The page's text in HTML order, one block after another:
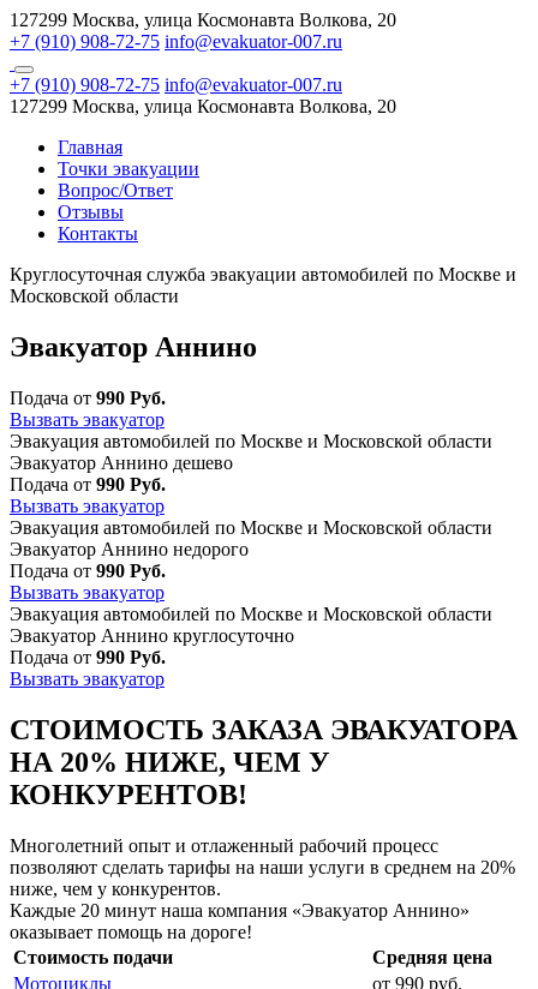
127299 Москва, улица Космонавта Волкова, 20
+7 (910) 908-72-75 info@evakuator-007.ru
+7 (910) 908-72-75 info@evakuator-007.ru
127299 Москва, улица Космонавта Волкова, 20
Главная
Точки эвакуации
Вопрос/Ответ
Отзывы
Контакты
Круглосуточная служба эвакуации автомобилей по Москве и
Московской области
Эвакуатор Аннино
Подача от 990 Руб.
Вызвать эвакуатор
Эвакуация автомобилей по Москве и Московской области
Эвакуатор Аннино дешево
Подача от 990 Руб.
Вызвать эвакуатор
Эвакуация автомобилей по Москве и Московской области
Эвакуатор Аннино недорого
Подача от 990 Руб.
Вызвать эвакуатор
Эвакуация автомобилей по Москве и Московской области
Эвакуатор Аннино круглосуточно
Подача от 990 Руб.
Вызвать эвакуатор
СТОИМОСТЬ ЗАКАЗА ЭВАКУАТОРА
НА 20% НИЖЕ, ЧЕМ У
КОНКУРЕНТОВ!
Многолетний опыт и отлаженный рабочий процесс
позволяют сделать тарифы на наши услуги в среднем на 20%
ниже, чем у конкурентов.
Каждые 20 минут наша компания «Эвакуатор Аннино»
оказывает помощь на дороге!
Стоимость подачи
Средняя цена
Мотоциклы
от 990 руб.